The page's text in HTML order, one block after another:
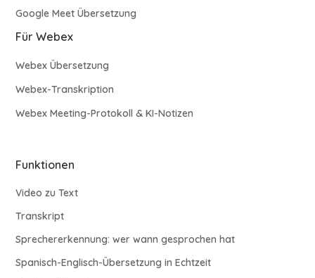
Google Meet Übersetzung
Für Webex
Webex Übersetzung
Webex-Transkription
Webex Meeting-Protokoll & KI-Notizen
Funktionen
Video zu Text
Transkript
Sprechererkennung: wer wann gesprochen hat
Spanisch-Englisch-Übersetzung in Echtzeit